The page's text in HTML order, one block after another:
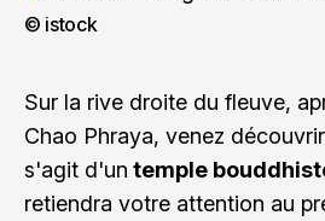
© istock
Sur la rive droite du fleuve,
Chao Phraya, venez
s'agit d'un temple
retiendra votre attention au